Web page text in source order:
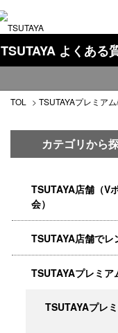
TSUTAYA よくある
TOL > TSUTAYAプレミア
カテゴリから
TSUTAYA店舗（V
会）
TSUTAYA店舗でレ
TSUTAYAプレミア
TSUTAYAプレ